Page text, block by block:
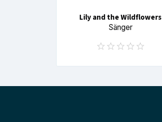
Lily and the Wildflowers
Sänger